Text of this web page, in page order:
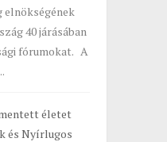
elnökségének
40 járásában
fórumokat. A
életet
és Nyírlugos